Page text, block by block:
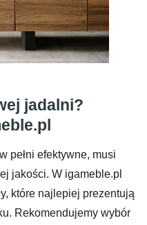
jadalni?
pełni efektywne, musi
jakości. W igameble.pl
które najlepiej prezentują
Rekomendujemy wybór